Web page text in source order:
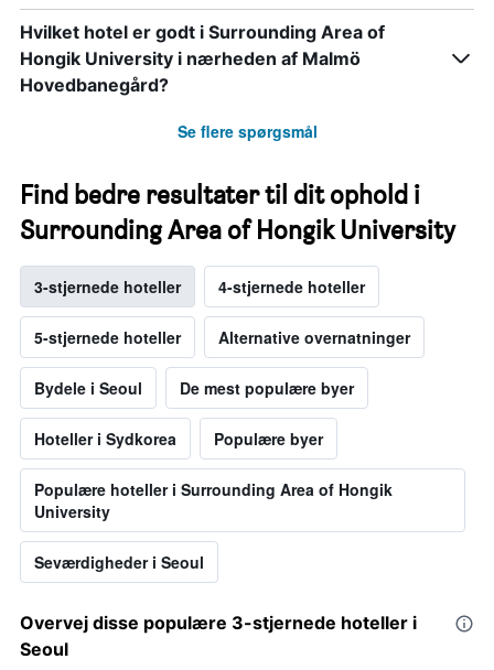
Hvilket hotel er godt i Surrounding Area of
Hongik University i nærheden af Malmö
Hovedbanegård?
Se flere spørgsmål
Find bedre resultater til dit ophold i
Surrounding Area of Hongik University
3-stjernede hoteller 4-stjernede hoteller
5-stjernede hoteller Alternative overnatninger
Bydele i Seoul De mest populære byer
Hoteller i Sydkorea Populære byer
Populære hoteller i Surrounding Area of Hongik
University
Seværdigheder i Seoul
Overvej disse populære 3-stjernede hoteller i
Seoul